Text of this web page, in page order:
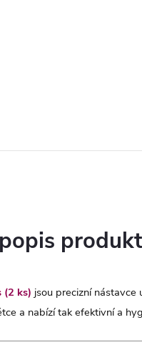
(2 ks) jsou precizní nástavce
a nabízí tak efektivní a